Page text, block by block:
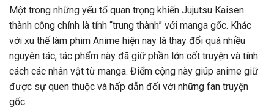
Một trong những yếu tố quan trọng khiến Jujutsu Kaisen
thành công chính là tính “trung thành” với manga gốc. Khác
với xu thế làm phim Anime hiện nay là thay đổi quá nhiều
nguyên tác, tác phẩm này đã giữ phần lớn cốt truyện và tính
cách các nhân vật từ manga. Điểm cộng này giúp anime giữ
được sự quen thuộc và hấp dẫn đối với những fan truyện
gốc.